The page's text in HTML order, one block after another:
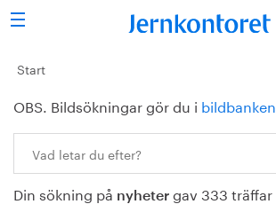
Sök
Stålindustrin
Vision 2050
Forskning/utbildning
Energi/miljö
Start
OBS. Bildsökningar gör du i bildbanken
Din sökning på nyheter gav 333 träffar